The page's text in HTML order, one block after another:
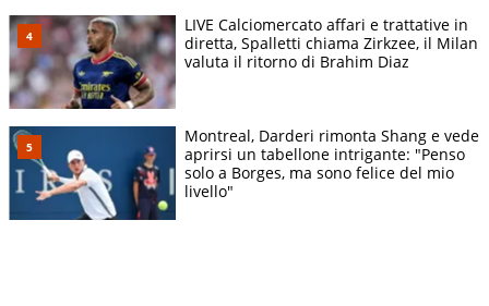
LIVE Calciomercato affari e trattative in
diretta, Spalletti chiama Zirkzee, il Milan
valuta il ritorno di Brahim Diaz
Montreal, Darderi rimonta Shang e vede
aprirsi un tabellone intrigante: "Penso
solo a Borges, ma sono felice del mio
livello"